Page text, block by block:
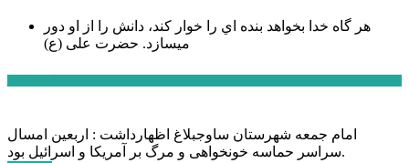
هر گاه خدا بخواهد بنده اي را خوار كند، دانش را از او دور
میسازد. حضرت علی (ع)
امام جمعه شهرستان ساوجبلاغ اظهارداشت : اربعین امسال
سراسر حماسه خونخواهی و مرگ بر آمریکا و اسرائیل بود.